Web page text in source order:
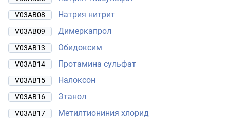
V03AB08 Натрия нитрит
V03AB09 Димеркапрол
V03AB13 Обидоксим
V03AB14 Протамина сульфат
V03AB15 Налоксон
V03AB16 Этанол
V03AB17 Метилтиониния хлорид